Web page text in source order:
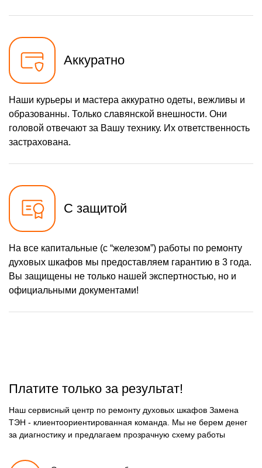
Аккуратно
Наши курьеры и мастера аккуратно одеты, вежливы и
образованны. Только славянской внешности. Они
головой отвечают за Вашу технику. Их ответственность
застрахована.
С защитой
На все капитальные (с “железом”) работы по ремонту
духовых шкафов мы предоставляем гарантию в 3 года.
Вы защищены не только нашей экспертностью, но и
официальными документами!
Платите только за результат!
Наш сервисный центр по ремонту духовых шкафов Замена
ТЭН - клиентоориентированная команда. Мы не берем денег
за диагностику и предлагаем прозрачную схему работы